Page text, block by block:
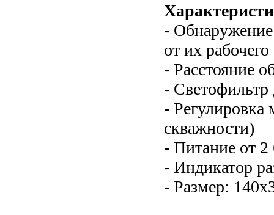
-
от их
- Расстояние
- Светофильтр
- Регулировка
скважности)
- Питание от
- Индикатор
- Размер: